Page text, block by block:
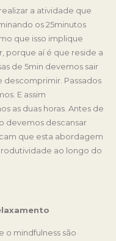
a atividade que
os 25minutos
que isso implique
porque aí é que reside a
de 5min devemos sair
descomprimir. Passados
E assim
as duas horas. Antes de
devemos descansar
que esta abordagem
ao longo do
o mindfulness são